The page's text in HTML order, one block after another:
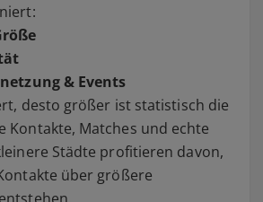
& Events
desto größer ist statistisch die
Kontakte, Matches und echte
Städte profitieren davon,
über größere